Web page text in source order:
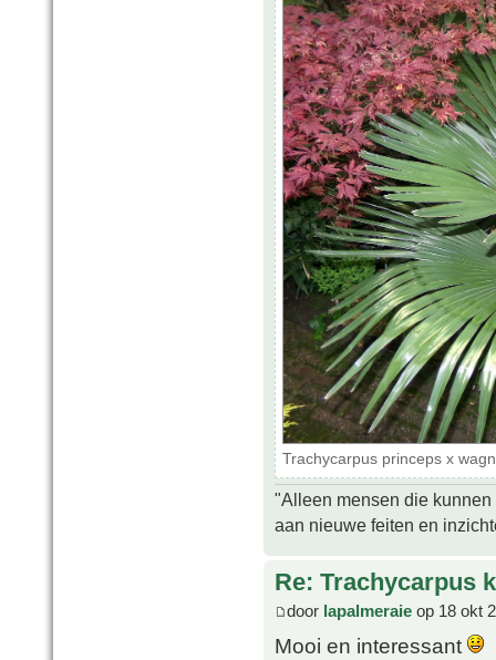
Trachycarpus princeps x
"Alleen mensen die
aan nieuwe feiten en
Re: Trachycarpus
door lapalmeraie op 18 okt
Mooi en interessant